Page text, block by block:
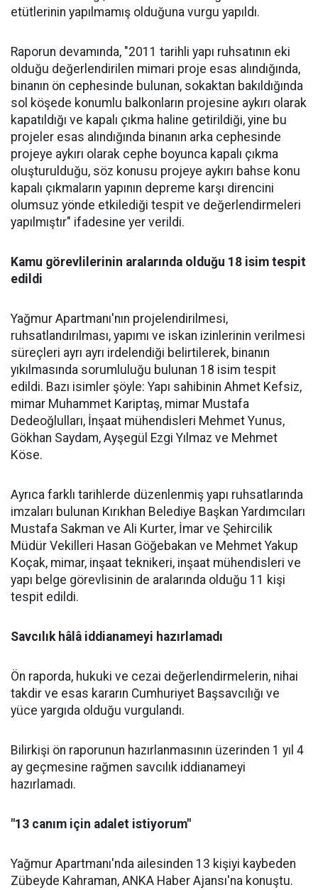
etütlerinin yapılmamış olduğuna vurgu yapıldı.
Raporun devamında, "2011 tarihli yapı ruhsatının eki
olduğu değerlendirilen mimari proje esas alındığında,
binanın ön cephesinde bulunan, sokaktan bakıldığında
sol köşede konumlu balkonların projesine aykırı olarak
kapatıldığı ve kapalı çıkma haline getirildiği, yine bu
projeler esas alındığında binanın arka cephesinde
projeye aykırı olarak cephe boyunca kapalı çıkma
oluşturulduğu, söz konusu projeye aykırı bahse konu
kapalı çıkmaların yapının depreme karşı direncini
olumsuz yönde etkilediği tespit ve değerlendirmeleri
yapılmıştır" ifadesine yer verildi.
Kamu görevlilerinin aralarında olduğu 18 isim tespit
edildi
Yağmur Apartmanı'nın projelendirilmesi,
ruhsatlandırılması, yapımı ve iskan izinlerinin verilmesi
süreçleri ayrı ayrı irdelendiği belirtilerek, binanın
yıkılmasında sorumluluğu bulunan 18 isim tespit
edildi. Bazı isimler şöyle: Yapı sahibinin Ahmet Kefsiz,
mimar Muhammet Kariptaş, mimar Mustafa
Dedeoğlulları, İnşaat mühendisleri Mehmet Yunus,
Gökhan Saydam, Ayşegül Ezgi Yılmaz ve Mehmet
Köse.
Ayrıca farklı tarihlerde düzenlenmiş yapı ruhsatlarında
imzaları bulunan Kırıkhan Belediye Başkan Yardımcıları
Mustafa Sakman ve Ali Kurter, İmar ve Şehircilik
Müdür Vekilleri Hasan Göğebakan ve Mehmet Yakup
Koçak, mimar, inşaat teknikeri, inşaat mühendisleri ve
yapı belge görevlisinin de aralarında olduğu 11 kişi
tespit edildi.
Savcılık hâlâ iddianameyi hazırlamadı
Ön raporda, hukuki ve cezai değerlendirmelerin, nihai
takdir ve esas kararın Cumhuriyet Başsavcılığı ve
yüce yargıda olduğu vurgulandı.
Bilirkişi ön raporunun hazırlanmasının üzerinden 1 yıl 4
ay geçmesine rağmen savcılık iddianameyi
hazırlamadı.
"13 canım için adalet istiyorum"
Yağmur Apartmanı'nda ailesinden 13 kişiyi kaybeden
Zübeyde Kahraman, ANKA Haber Ajansı'na konuştu.